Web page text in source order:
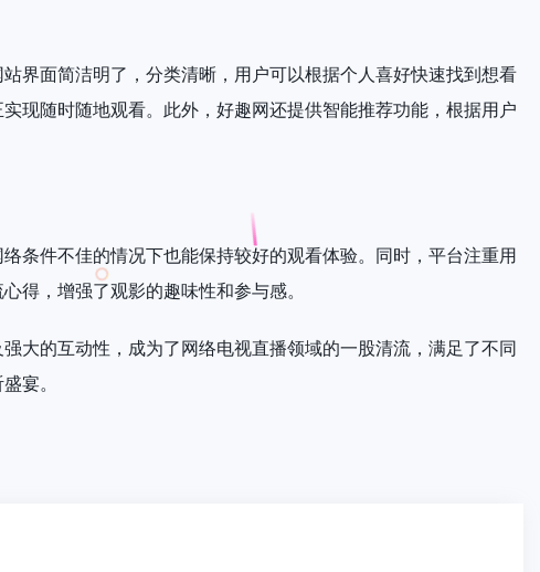
界面简洁明了，分类清晰，用户可以根据个人喜好快速找到想看
现随时随地观看。此外，好趣网还提供智能推荐功能，根据用户
条件不佳的情况下也能保持较好的观看体验。同时，平台注重用
得，增强了观影的趣味性和参与感。
大的互动性，成为了网络电视直播领域的一股清流，满足了不同
宴。